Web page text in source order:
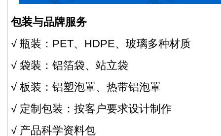
包装与品牌服务
√ 瓶装：PET、HDPE、玻璃多种材质
√ 袋装：铝箔袋、站立袋
√ 板装：铝塑泡罩、热带铝泡罩
√ 定制包装：按客户要求设计制作
√ 产品科学资料包